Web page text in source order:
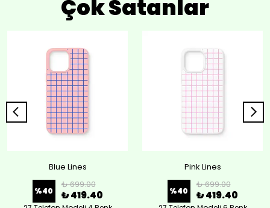
Çok Satanlar
Blue Lines
%40
₺ 699.00
₺ 419.40
Pink Lines
%40
₺ 699.00
₺ 419.40